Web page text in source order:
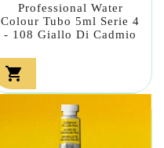
Professional Water
Colour Tubo 5ml Serie 4
- 108 Giallo Di Cadmio
